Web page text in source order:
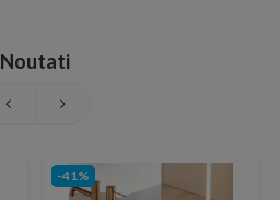
Noutati
-41%